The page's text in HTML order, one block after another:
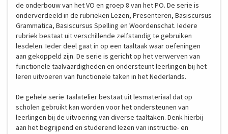
de onderbouw van het VO en groep 8 van het PO. De serie is
onderverdeeld in de rubrieken Lezen, Presenteren, Basiscursus
Grammatica, Basiscursus Spelling en Woordenschat. Iedere
rubriek bestaat uit verschillende zelfstandig te gebruiken
lesdelen. Ieder deel gaat in op een taaltaak waar oefeningen
aan gekoppeld zijn. De serie is gericht op het verwerven van
functionele taalvaardigheden en ondersteunt leerlingen bij het
leren uitvoeren van functionele taken in het Nederlands.
De gehele serie Taalatelier bestaat uit lesmateriaal dat op
scholen gebruikt kan worden voor het ondersteunen van
leerlingen bij de uitvoering van diverse taaltaken. Denk hierbij
aan het begrijpend en studerend lezen van instructie- en